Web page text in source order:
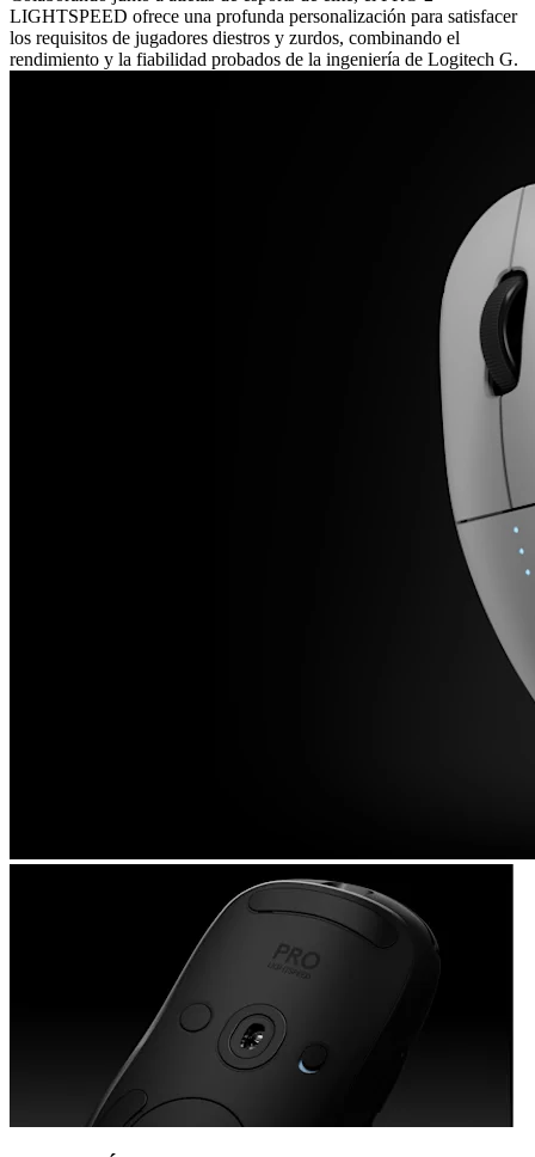
LIGHTSPEED ofrece una profunda personalización para satisfacer
los requisitos de jugadores diestros y zurdos, combinando el
rendimiento y la fiabilidad probados de la ingeniería de Logitech G.